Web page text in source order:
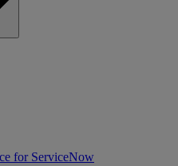
for ServiceNow